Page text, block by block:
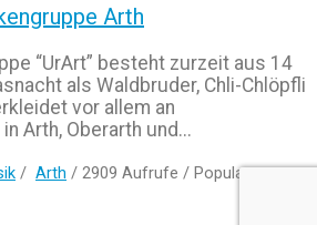
Arth
“UrArt” besteht zurzeit aus 14
als Waldbruder, Chli-Chlöpfli
vor allem an
Arth, Oberarth und...
/ Arth / 2909 Aufrufe / Popular